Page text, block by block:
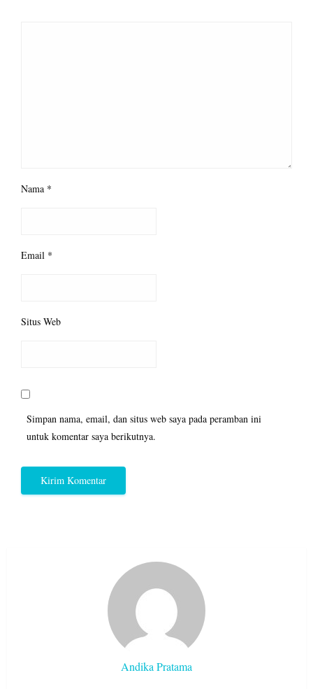
Nama *
Email *
Situs Web
Simpan nama, email, dan situs web saya pada peramban ini
untuk komentar saya berikutnya.
Andika Pratama